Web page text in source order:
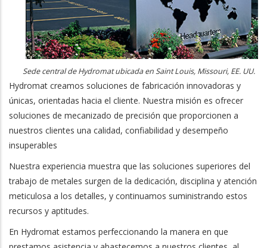
Sede central de Hydromat ubicada en Saint Louis, Missouri, EE. UU.
Hydromat creamos soluciones de fabricación innovadoras y
únicas, orientadas hacia el cliente. Nuestra misión es ofrecer
soluciones de mecanizado de precisión que proporcionen a
nuestros clientes una calidad, confiabilidad y desempeño
insuperables
Nuestra experiencia muestra que las soluciones superiores del
trabajo de metales surgen de la dedicación, disciplina y atención
meticulosa a los detalles, y continuamos suministrando estos
recursos y aptitudes.
En Hydromat estamos perfeccionando la manera en que